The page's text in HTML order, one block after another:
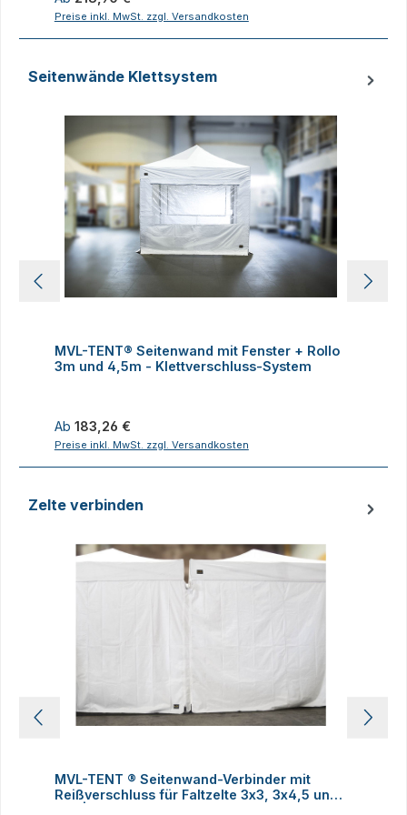
Preise inkl. MwSt. zzgl. Versandkosten
Seitenwände Klettsystem
MVL-TENT® Seitenwand mit Fenster + Rollo
3m und 4,5m - Klettverschluss-System
Regulärer Preis:
Ab 183,26 €
Preise inkl. MwSt. zzgl. Versandkosten
Zelte verbinden
MVL-TENT ® Seitenwand-Verbinder mit
Reißverschluss für Faltzelte 3x3, 3x4,5 und